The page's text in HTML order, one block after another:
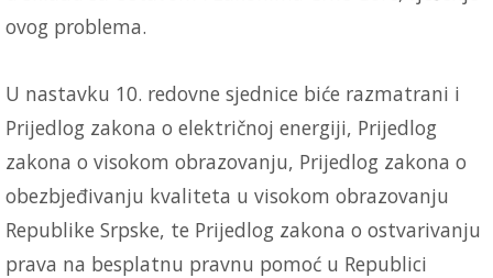
ovog problema.
U nastavku 10. redovne sjednice biće razmatrani i
Prijedlog zakona o električnoj energiji, Prijedlog
zakona o visokom obrazovanju, Prijedlog zakona o
obezbjeđivanju kvaliteta u visokom obrazovanju
Republike Srpske, te Prijedlog zakona o ostvarivanju
prava na besplatnu pravnu pomoć u Republici